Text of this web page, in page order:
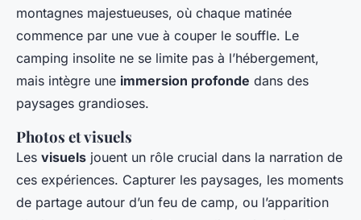
montagnes majestueuses, où chaque matinée
commence par une vue à couper le souffle. Le
camping insolite ne se limite pas à l’hébergement,
mais intègre une immersion profonde dans des
paysages grandioses.
Photos et visuels
Les visuels jouent un rôle crucial dans la narration de
ces expériences. Capturer les paysages, les moments
de partage autour d’un feu de camp, ou l’apparition